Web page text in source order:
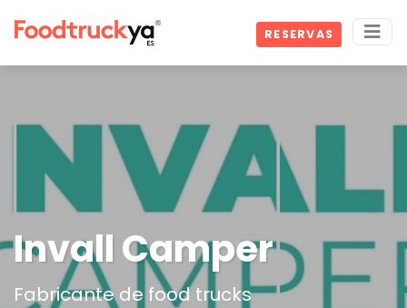
RESERVAS
Invall Camper
Fabricante de food trucks